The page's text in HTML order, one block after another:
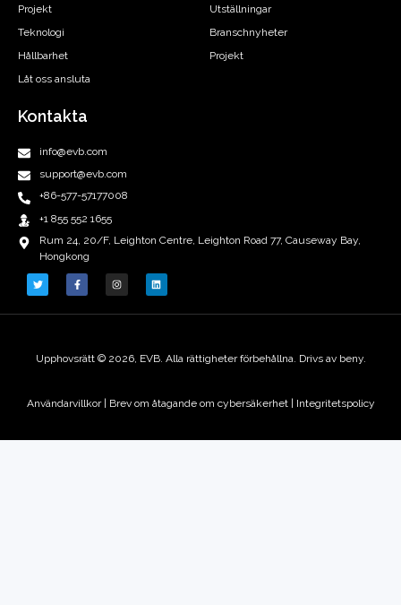
Projekt
Teknologi
Hållbarhet
Låt oss ansluta
Utställningar
Branschnyheter
Projekt
Kontakta
info@evb.com
support@evb.com
+86-577-57177008
+1 855 552 1655
Rum 24, 20/F, Leighton Centre, Leighton Road 77, Causeway Bay,
Hongkong
Upphovsrätt © 2026, EVB. Alla rättigheter förbehållna. Drivs av beny.
Användarvillkor | Brev om åtagande om cybersäkerhet | Integritetspolicy